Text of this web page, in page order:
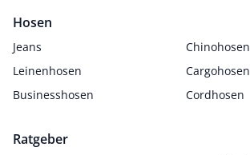
Hosen
Jeans
Chinohosen
Leinenhosen
Cargohosen
Businesshosen
Cordhosen
Ratgeber